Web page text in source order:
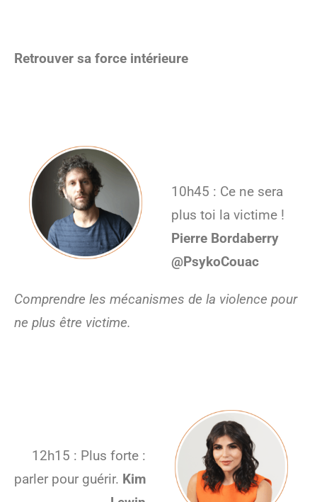
Retrouver sa force intérieure
10h45 : Ce ne sera
plus toi la victime !
Pierre Bordaberry
@PsykoCouac
Comprendre les mécanismes de la violence pour
ne plus être victime.
12h15 : Plus forte :
parler pour guérir. Kim